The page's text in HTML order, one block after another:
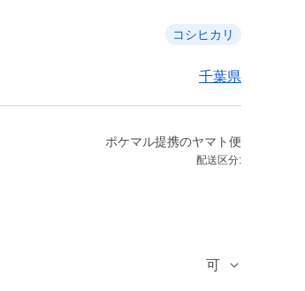
コシヒカリ
千葉県
ポケマル提携のヤマト便
配送区分:
可